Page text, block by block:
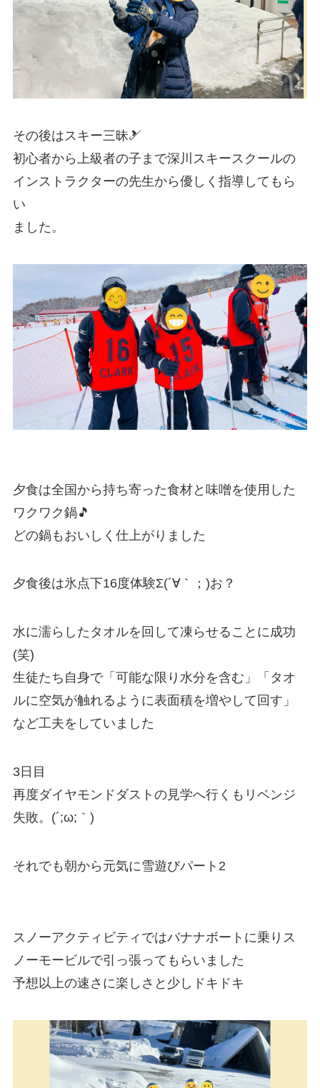
その後はスキー三昧🎿
初心者から上級者の子まで深川スキースクールの
インストラクターの先生から優しく指導してもら
い
ました。
夕食は全国から持ち寄った食材と味噌を使用した
ワクワク鍋🎵
どの鍋もおいしく仕上がりました
夕食後は氷点下16度体験Σ(´∀｀；)お？
水に濡らしたタオルを回して凍らせることに成功
(笑)
生徒たち自身で「可能な限り水分を含む」「タオ
ルに空気が触れるように表面積を増やして回す」
など工夫をしていました
3日目
再度ダイヤモンドダストの見学へ行くもリベンジ
失敗。(´;ω;｀)
それでも朝から元気に雪遊びパート2
スノーアクティビティではバナナボートに乗りス
ノーモービルで引っ張ってもらいました
予想以上の速さに楽しさと少しドキドキ